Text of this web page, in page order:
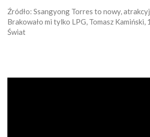
Źródło: Ssangyong Torres to nowy,
Brakowało mi tylko LPG, Tomasz
Świat